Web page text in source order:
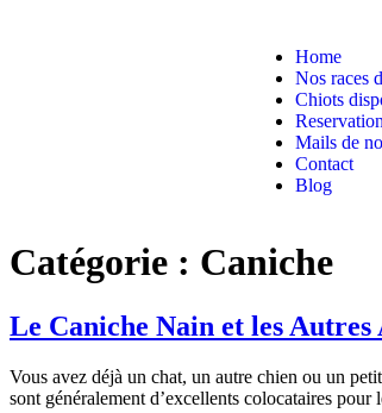
Home
Nos races
Chiots
Reservation
Mails de
Contact
Blog
Catégorie : Caniche
Le Caniche Nain et les
Vous avez déjà un chat, un autre chien ou un
sont généralement d’excellents colocataires